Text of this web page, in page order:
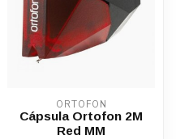
ORTOFON
Cápsula Ortofon 2M
Red MM